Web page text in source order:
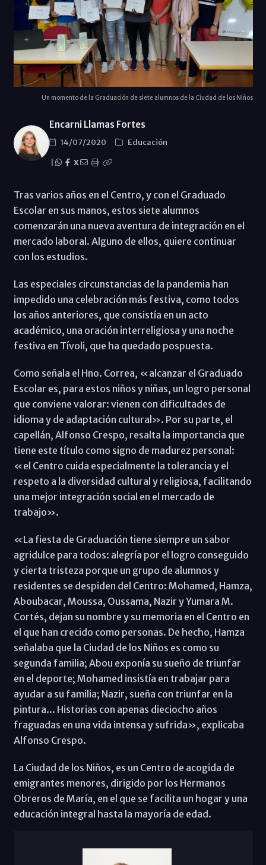
Un momento de la Graduación de siete alumnos de la Ciudad de los Niños
Encarni Llamas Fortes
14/07/2020
Educación
X
Tras varios años en el Centro, y con el Graduado
Escolar en sus manos, estos siete alumnos
comenzarán una nueva aventura de integración en el
mercado laboral. Alguno de ellos, quiere continuar
con los estudios.
Las especiales circunstancias de la pandemia han
impedido una celebración más festiva, como todos
los años anteriores, que consistía en un acto
académico, una oración interreligiosa y una noche
festiva en Tívoli, que ha quedado pospuesta.
Como señala el Hno. Correa, «alcanzar el Graduado
Escolar es, para estos niños y niñas, un logro personal
que conviene valorar: vienen con dificultades de
idioma y de adaptación cultural». Por su parte, el
capellán, Alfonso Crespo, resalta la importancia que
tiene este título como signo de madurez personal:
«el Centro cuida especialmente la tolerancia y el
respeto a la diversidad cultural y religiosa, facilitando
una mejor integración social en el mercado de
trabajo».
«La fiesta de Graduación tiene siempre un sabor
agridulce para todos: alegría por el logro conseguido
y cierta tristeza porque un grupo de alumnos y
residentes se despiden del Centro: Mohamed, Hamza,
Aboubacar, Moussa, Oussama, Nazir y Yumara M.
Cortés, dejan su nombre y su memoria en el Centro en
el que han crecido como personas. De hecho, Hamza
señalaba que la Ciudad de los Niños es como su
segunda familia; Abou exponía su sueño de triunfar
en el deporte; Mohamed insistía en trabajar para
ayudar a su familia; Nazir, sueña con triunfar en la
pintura... Historias con apenas dieciocho años
fraguadas en una vida intensa y sufrida», explicaba
Alfonso Crespo.
La Ciudad de los Niños, es un Centro de acogida de
emigrantes menores, dirigido por los Hermanos
Obreros de María, en el que se facilita un hogar y una
educación integral hasta la mayoría de edad.